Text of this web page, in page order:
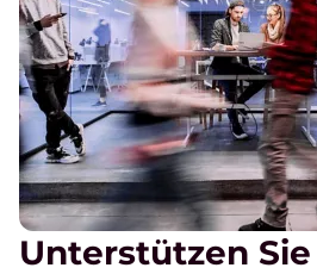
Unterstützen